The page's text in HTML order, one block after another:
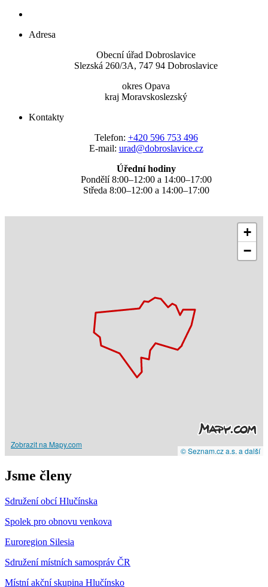
Adresa
Obecní úřad Dobroslavice
Slezská 260/3A, 747 94 Dobroslavice
okres Opava
kraj Moravskoslezský
Kontakty
Telefon: +420 596 753 496
E-mail: urad@dobroslavice.cz
Úřední hodiny
Pondělí 8:00–12:00 a 14:00–17:00
Středa 8:00–12:00 a 14:00–17:00
+
−
Zobrazit na Mapy.com
© Seznam.cz a.s. a další
Jsme členy
Sdružení obcí Hlučínska
Spolek pro obnovu venkova
Euroregion Silesia
Sdružení místních samospráv ČR
Místní akční skupina Hlučínsko